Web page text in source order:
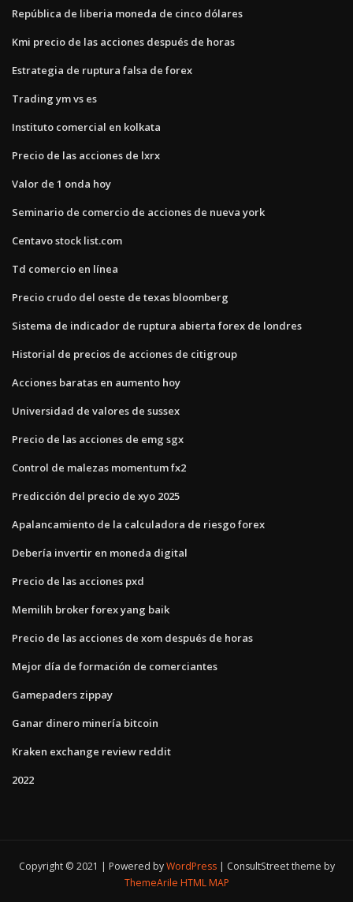
República de liberia moneda de cinco dólares
Kmi precio de las acciones después de horas
Estrategia de ruptura falsa de forex
Trading ym vs es
Instituto comercial en kolkata
Precio de las acciones de lxrx
Valor de 1 onda hoy
Seminario de comercio de acciones de nueva york
Centavo stock list.com
Td comercio en línea
Precio crudo del oeste de texas bloomberg
Sistema de indicador de ruptura abierta forex de londres
Historial de precios de acciones de citigroup
Acciones baratas en aumento hoy
Universidad de valores de sussex
Precio de las acciones de emg sgx
Control de malezas momentum fx2
Predicción del precio de xyo 2025
Apalancamiento de la calculadora de riesgo forex
Debería invertir en moneda digital
Precio de las acciones pxd
Memilih broker forex yang baik
Precio de las acciones de xom después de horas
Mejor día de formación de comerciantes
Gamepaders zippay
Ganar dinero minería bitcoin
Kraken exchange review reddit
2022
Copyright © 2021 | Powered byWordPress
ConsultStreet theme by
ThemeArile HTML MAP